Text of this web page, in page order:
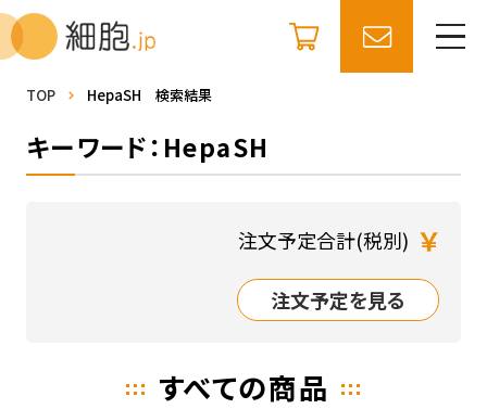
TOP HepaSH 検索結果
キーワード：HepaSH
注文予定合計(税別) ￥
注文予定を見る
すべての商品